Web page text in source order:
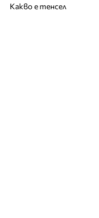
Какво е тенсел